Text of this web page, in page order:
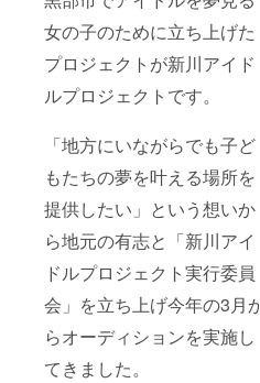
女の子のために立ち上げた
プロジェクトが新川アイド
ルプロジェクトです。
「地方にいながらでも子ど
もたちの夢を叶える場所を
提供したい」という想いか
ら地元の有志と「新川アイ
ドルプロジェクト実行委員
会」を立ち上げ今年の3月
らオーディションを実施し
てきました。